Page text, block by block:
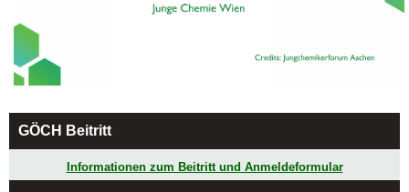
GÖCH Beitritt
Informationen zum Beitritt und Anmeldeformular